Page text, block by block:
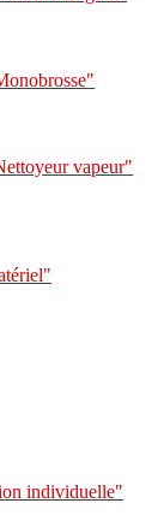
vapeur"
individuelle"